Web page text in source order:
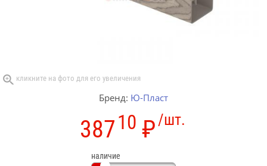
Бренд: Ю-Пласт
/шт.
38710 ₽
наличие